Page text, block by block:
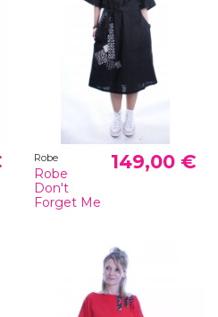
Robe
Robe
Don't
Forget Me
149,00 €